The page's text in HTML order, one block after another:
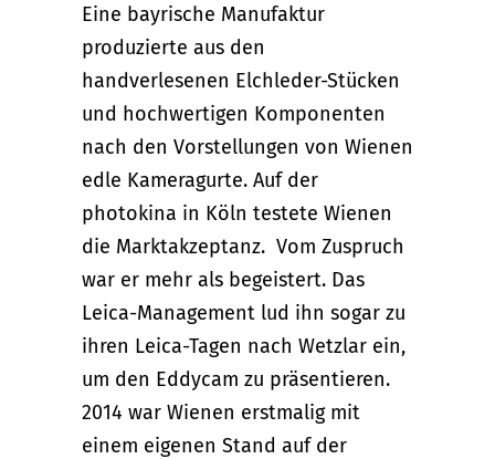
Eine bayrische Manufaktur
produzierte aus den
handverlesenen Elchleder-Stücken
und hochwertigen Komponenten
nach den Vorstellungen von Wienen
edle Kameragurte. Auf der
photokina in Köln testete Wienen
die Marktakzeptanz. Vom Zuspruch
war er mehr als begeistert. Das
Leica-Management lud ihn sogar zu
ihren Leica-Tagen nach Wetzlar ein,
um den Eddycam zu präsentieren.
2014 war Wienen erstmalig mit
einem eigenen Stand auf der